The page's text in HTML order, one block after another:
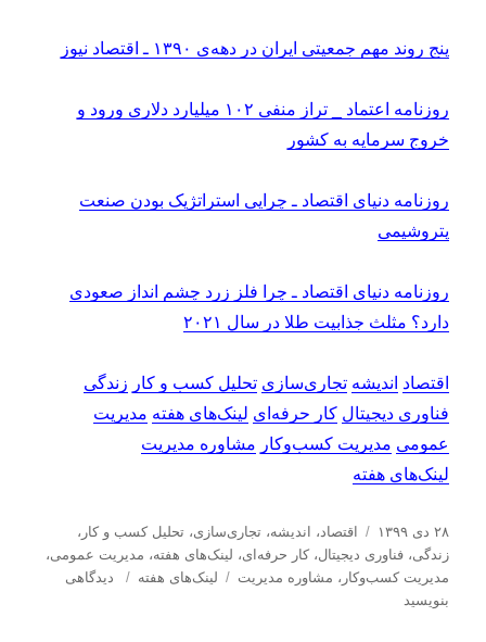
پنج روند مهم جمعیتی ایران در دهه‌ی ۱۳۹۰ ـ اقتصاد نیوز
روزنامه اعتماد _ تراز منفی ۱۰۲ میلیارد دلاری ورود و
خروج سرمایه به کشور
روزنامه دنیای اقتصاد ـ چرایی استراتژیک بودن صنعت
پتروشیمی
روزنامه دنیای اقتصاد ـ چرا فلز زرد چشم انداز صعودی
دارد؟ مثلث جذابیت طلا در سال ۲۰۲۱
اقتصاد اندیشه تجاری‌سازی تحلیل کسب و کار زندگی
فناوری دیجیتال کار حرفه‌ای لینک‌های هفته مدیریت
عمومی مدیریت کسب‌و‌کار مشاوره مدیریت
لینک‌های هفته
ا
ر
س
ا
۲۸ دی ۱۳۹۹
د
س
ت
اقتصاد ، اندیشه،تجاری‌سازی،تحلیل كسب و كار ،
زندگی،فناوری دیجیتال،کار حرفه‌ای، لینک‌های هفته، مدیریت عمومی،
مدیریت كسب‌و‌كار ، مشاوره مدیریت
بلینک‌های هفته
دیدگاهی
بنویسید